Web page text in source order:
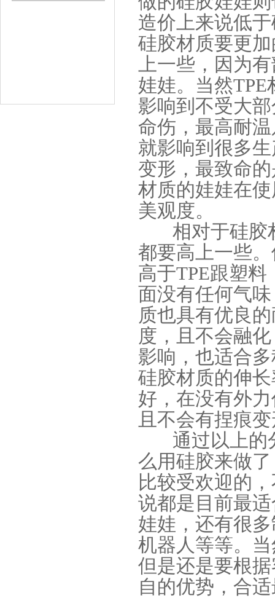
造价上来说低
硅胶材质要更
上一些，因为
娃娃。当然
影响到不受大
命伤，最高耐
就影响到很多
变形，最致命
材质的娃娃在
美观度。
相对于硅胶
都要高上一些
高于TPE跟塑
面没有任何气
质也具有优良
度，且不会融
影响，也适合
硅胶材质的伸
好，在没有外
且不会有捏痕
通过以上的
么用硅胶来做
比较受欢迎的
说都是目前最
娃娃，还有很
机器人等等。
但是还是要根
自的优势，合